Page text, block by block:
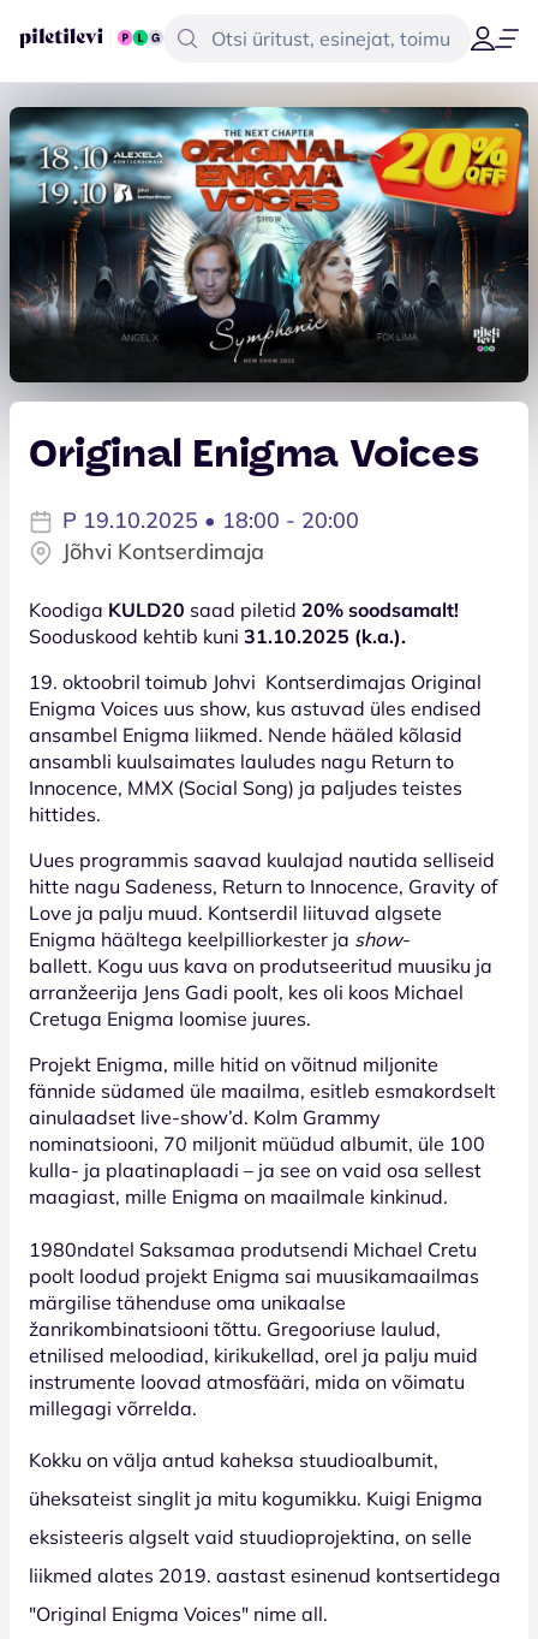
Original Enigma Voices
P 19.10.2025 • 18:00 - 20:00
Jõhvi Kontserdimaja
Koodiga KULD20 saad piletid 20% soodsamalt!
Sooduskood kehtib kuni 31.10.2025 (k.a.).
19. oktoobril toimub Johvi Kontserdimajas Original
Enigma Voices uus show, kus astuvad üles endised
ansambel Enigma liikmed. Nende hääled kõlasid
ansambli kuulsaimates lauludes nagu Return to
Innocence, MMX (Social Song) ja paljudes teistes
hittides.
Uues programmis saavad kuulajad nautida selliseid
hitte nagu Sadeness, Return to Innocence, Gravity of
Love ja palju muud. Kontserdil liituvad algsete
Enigma häältega keelpilliorkester ja show-
ballett. Kogu uus kava on produtseeritud muusiku ja
arranžeerija Jens Gadi poolt, kes oli koos Michael
Cretuga Enigma loomise juures.
Projekt Enigma, mille hitid on võitnud miljonite
fännide südamed üle maailma, esitleb esmakordselt
ainulaadset live-show’d. Kolm Grammy
nominatsiooni, 70 miljonit müüdud albumit, üle 100
kulla- ja plaatinaplaadi – ja see on vaid osa sellest
maagiast, mille Enigma on maailmale kinkinud.
1980ndatel Saksamaa produtsendi Michael Cretu
poolt loodud projekt Enigma sai muusikamaailmas
märgilise tähenduse oma unikaalse
žanrikombinatsiooni tõttu. Gregooriuse laulud,
etnilised meloodiad, kirikukellad, orel ja palju muid
instrumente loovad atmosfääri, mida on võimatu
millegagi võrrelda.
Kokku on välja antud kaheksa stuudioalbumit,
üheksateist singlit ja mitu kogumikku. Kuigi Enigma
eksisteeris algselt vaid stuudioprojektina, on selle
liikmed alates 2019. aastast esinenud kontsertidega
"Original Enigma Voices" nime all.